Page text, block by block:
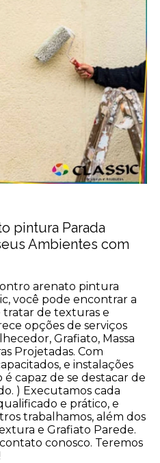
pintura Parada
Ambientes com
arenato pintura
você pode encontrar a
tratar de texturas e
opções de serviços
Grafiato, Massa
Projetadas. Com
e instalações
capaz de se destacar de
) Executamos cada
e prático, e
trabalhamos, além dos
e Grafiato Parede.
conosco. Teremos